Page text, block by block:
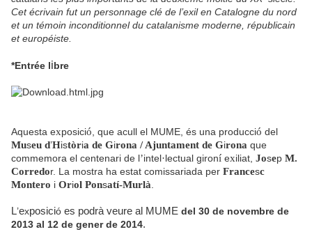
Cet écrivain fut un personnage clé de l’exil en Catalogne du nord
et un témoin inconditionnel du catalanisme moderne, républicain
et européiste.
*Entrée libre
Aquesta exposició , que acull el MUME, és una producció del
Museu d’Història de Girona / Ajuntament de Girona que
commemora el centenari de l’intel·lectual gironí exiliat, Josep M.
Corredor. La mostra ha estat comissariada per Francesc
Montero i Oriol Ponsatí-Murlà
L’exposició es podrà veure al MUME del 30 de novembre de
2013 al 12 de gener de 2014.